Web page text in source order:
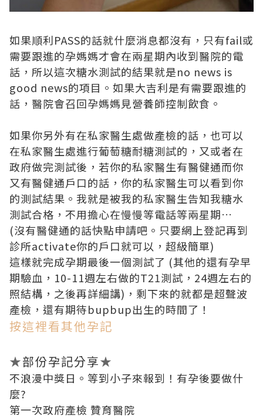
如果順利PASS的話就什麼消息都沒有，只有fail或
需要跟進的孕媽媽才會在兩星期內收到醫院的電
話，所以這次糖水測試的結果就是no news is
good news的項目。如果大吉利是有需要跟進的
話，醫院會召回孕媽媽見營養師控制飲食。
如果你另外有在私家醫生處做產檢的話，也可以
在私家醫生處進行葡萄糖耐糖測試的，又或者在
政府做完測試後，若你的私家醫生有醫健通而你
又有醫健通戶口的話，你的私家醫生可以看到你
的測試結果。我就是被我的私家醫生告知我糖水
測試合格，不用擔心在慢慢等電話等兩星期…
(沒有醫健通的話快點申請吧。只要網上登記再到
診所activate你的戶口就可以，超級簡單)
這樣就完成孕期最後一個測試了 (其他的還有孕早
期驗血，10-11週左右做的T21測試，24週左右的
照結構，之後再詳細講)，剩下來的就都是超聲波
產檢，還有期待bupbup出生的時間了！
按這裡看其他孕記
★部份孕記分享★
不浪漫中獎日。等到小子來報到！有孕後要做什
麼?
第一次政府產檢 贊育醫院